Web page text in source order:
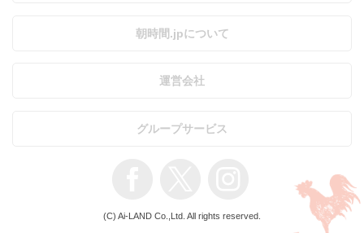
朝時間.jpについて
運営会社
グループサービス
(C) Ai-LAND Co.,Ltd. All rights reserved.